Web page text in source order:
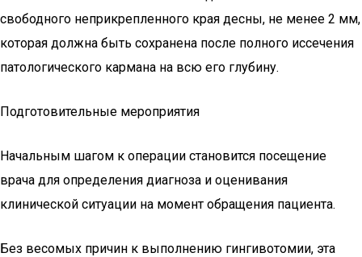
свободного неприкрепленного края десны, не менее 2 мм,
которая должна быть сохранена после полного иссечения
патологического кармана на всю его глубину.
Подготовительные мероприятия
Начальным шагом к операции становится посещение
врача для определения диагноза и оценивания
клинической ситуации на момент обращения пациента.
Без весомых причин к выполнению гингивотомии, эта